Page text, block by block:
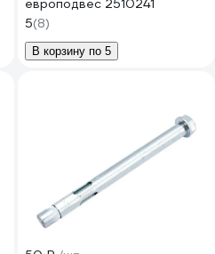
европодвес 2510241
5(8)
В корзину по 5